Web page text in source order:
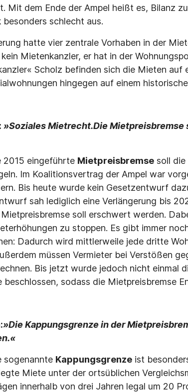
Mit dem Ende der Ampel heißt es, Bilanz
schlecht aus.
hatte vier zentrale Vorhaben in der
Mietenkanzler, er hat in der
Scholz befinden sich die Mieten auf
hingegen auf einem
»Soziales Mietrecht.Die
2015 eingeführte Mietpreisbremse soll die
Im Koalitionsvertrag der Ampel war
Bis heute wurde kein Gesetzentwurf
sah lediglich eine Verlängerung bis
soll erschwert werden.
zu stoppen. Es gibt immer
Dadurch wird mittlerweile jede dritte
müssen Vermieter bei Verstößen
Bis jetzt wurde jedoch nicht einmal
beschlossen, sodass die Mietpreisbremse
»Die Kappungsgrenze in der
sogenannte Kappungsgrenze ist
Miete unter der ortsüblichen
innerhalb von drei Jahren legal um 20